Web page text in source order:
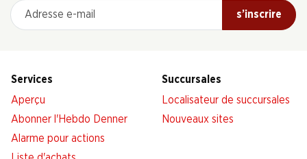
Adresse e-mail
s’inscrire
Services
Aperçu
Abonner l'Hebdo Denner
Alarme pour actions
Succursales
Localisateur de succursales
Nouveaux sites